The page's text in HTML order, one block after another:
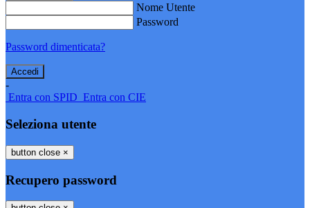
Nome Utente
Password
Password dimenticata?
-
Entra con SPID Entra con CIE
Seleziona utente
button close ×
Recupero password